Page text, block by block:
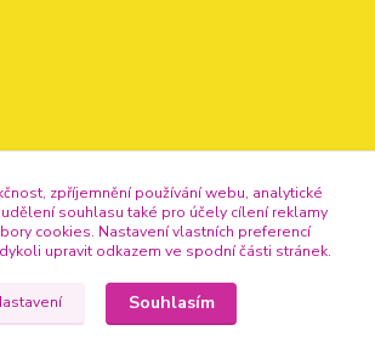
zpříjemnění používání webu, analytické
souhlasu také pro účely cílení reklamy
cookies. Nastavení vlastních preferencí
upravit odkazem ve spodní části stránek.
Souhlasím